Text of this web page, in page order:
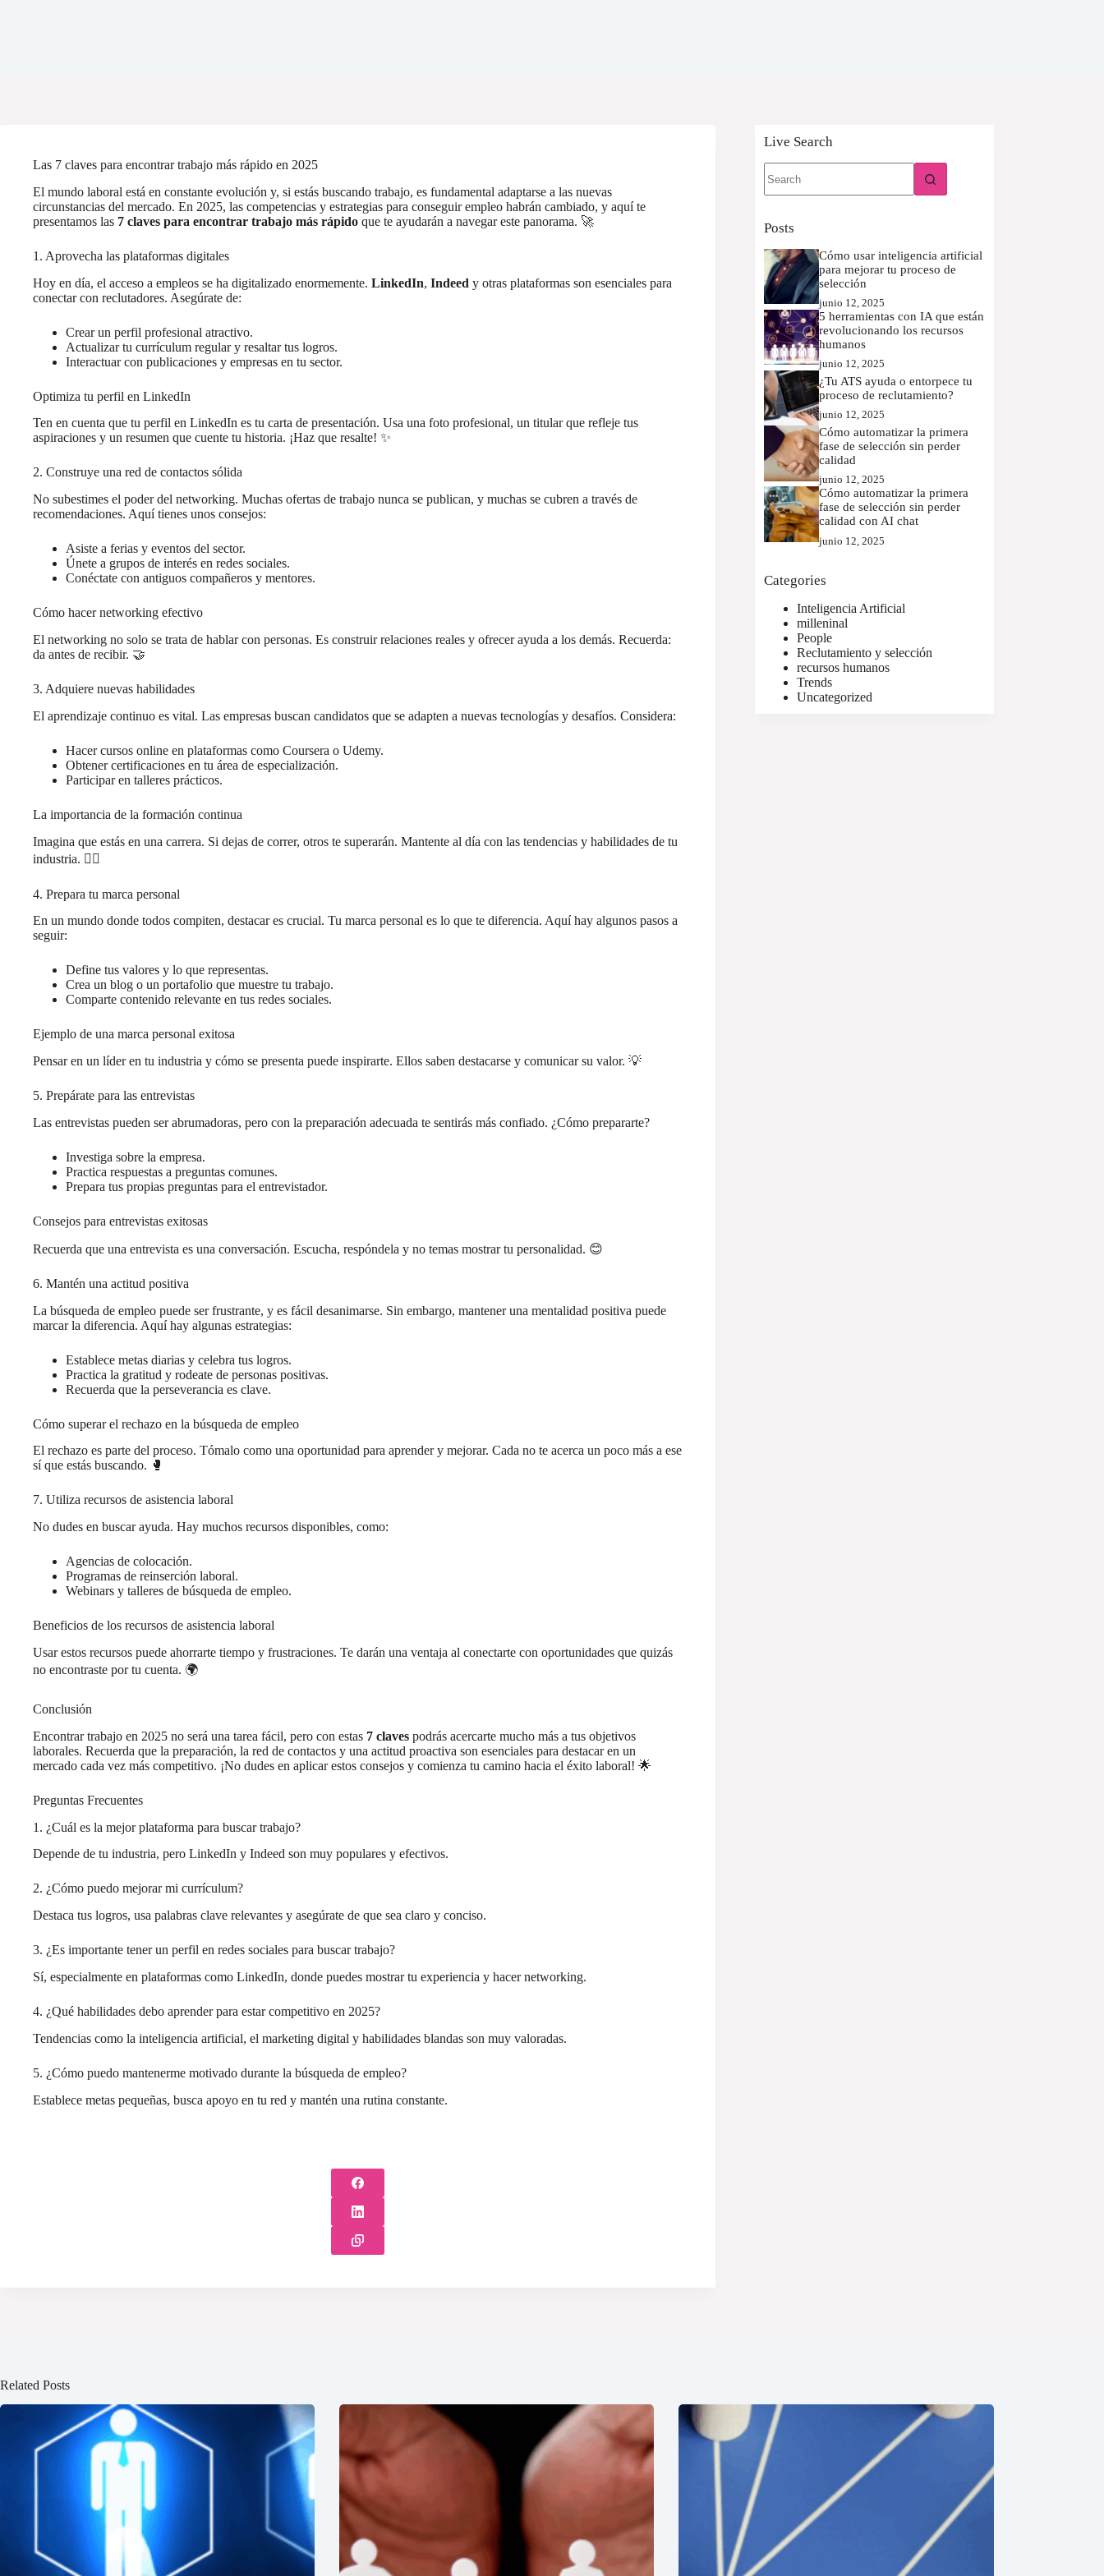
Las 7 claves para encontrar trabajo más rápido en 2025
El mundo laboral está en constante evolución y, si estás buscando trabajo, es fundamental adaptarse a las nuevas
circunstancias del mercado. En 2025, las competencias y estrategias para conseguir empleo habrán cambiado, y aquí te
presentamos las 7 claves para encontrar trabajo más rápido que te ayudarán a navegar este panorama. 🚀
1. Aprovecha las plataformas digitales
Hoy en día, el acceso a empleos se ha digitalizado enormemente. LinkedIn, Indeed y otras plataformas son esenciales para
conectar con reclutadores. Asegúrate de:
Crear un perfil profesional atractivo.
Actualizar tu currículum regular y resaltar tus logros.
Interactuar con publicaciones y empresas en tu sector.
Optimiza tu perfil en LinkedIn
Ten en cuenta que tu perfil en LinkedIn es tu carta de presentación. Usa una foto profesional, un titular que refleje tus
aspiraciones y un resumen que cuente tu historia. ¡Haz que resalte! ✨
2. Construye una red de contactos sólida
No subestimes el poder del networking. Muchas ofertas de trabajo nunca se publican, y muchas se cubren a través de
recomendaciones. Aquí tienes unos consejos:
Asiste a ferias y eventos del sector.
Únete a grupos de interés en redes sociales.
Conéctate con antiguos compañeros y mentores.
Cómo hacer networking efectivo
El networking no solo se trata de hablar con personas. Es construir relaciones reales y ofrecer ayuda a los demás. Recuerda:
da antes de recibir. 🤝
3. Adquiere nuevas habilidades
El aprendizaje continuo es vital. Las empresas buscan candidatos que se adapten a nuevas tecnologías y desafíos. Considera:
Hacer cursos online en plataformas como Coursera o Udemy.
Obtener certificaciones en tu área de especialización.
Participar en talleres prácticos.
La importancia de la formación continua
Imagina que estás en una carrera. Si dejas de correr, otros te superarán. Mantente al día con las tendencias y habilidades de tu
industria. 🏃‍♂️
4. Prepara tu marca personal
En un mundo donde todos compiten, destacar es crucial. Tu marca personal es lo que te diferencia. Aquí hay algunos pasos a
seguir:
Define tus valores y lo que representas.
Crea un blog o un portafolio que muestre tu trabajo.
Comparte contenido relevante en tus redes sociales.
Ejemplo de una marca personal exitosa
Pensar en un líder en tu industria y cómo se presenta puede inspirarte. Ellos saben destacarse y comunicar su valor. 💡
5. Prepárate para las entrevistas
Las entrevistas pueden ser abrumadoras, pero con la preparación adecuada te sentirás más confiado. ¿Cómo prepararte?
Investiga sobre la empresa.
Practica respuestas a preguntas comunes.
Prepara tus propias preguntas para el entrevistador.
Consejos para entrevistas exitosas
Recuerda que una entrevista es una conversación. Escucha, respóndela y no temas mostrar tu personalidad. 😊
6. Mantén una actitud positiva
La búsqueda de empleo puede ser frustrante, y es fácil desanimarse. Sin embargo, mantener una mentalidad positiva puede
marcar la diferencia. Aquí hay algunas estrategias:
Establece metas diarias y celebra tus logros.
Practica la gratitud y rodeate de personas positivas.
Recuerda que la perseverancia es clave.
Cómo superar el rechazo en la búsqueda de empleo
El rechazo es parte del proceso. Tómalo como una oportunidad para aprender y mejorar. Cada no te acerca un poco más a ese
sí que estás buscando. 🥊
7. Utiliza recursos de asistencia laboral
No dudes en buscar ayuda. Hay muchos recursos disponibles, como:
Agencias de colocación.
Programas de reinserción laboral.
Webinars y talleres de búsqueda de empleo.
Beneficios de los recursos de asistencia laboral
Usar estos recursos puede ahorrarte tiempo y frustraciones. Te darán una ventaja al conectarte con oportunidades que quizás
no encontraste por tu cuenta. 🌍
Conclusión
Encontrar trabajo en 2025 no será una tarea fácil, pero con estas 7 claves podrás acercarte mucho más a tus objetivos
laborales. Recuerda que la preparación, la red de contactos y una actitud proactiva son esenciales para destacar en un
mercado cada vez más competitivo. ¡No dudes en aplicar estos consejos y comienza tu camino hacia el éxito laboral! 🌟
Preguntas Frecuentes
1. ¿Cuál es la mejor plataforma para buscar trabajo?
Depende de tu industria, pero LinkedIn y Indeed son muy populares y efectivos.
2. ¿Cómo puedo mejorar mi currículum?
Destaca tus logros, usa palabras clave relevantes y asegúrate de que sea claro y conciso.
3. ¿Es importante tener un perfil en redes sociales para buscar trabajo?
Sí, especialmente en plataformas como LinkedIn, donde puedes mostrar tu experiencia y hacer networking.
4. ¿Qué habilidades debo aprender para estar competitivo en 2025?
Tendencias como la inteligencia artificial, el marketing digital y habilidades blandas son muy valoradas.
5. ¿Cómo puedo mantenerme motivado durante la búsqueda de empleo?
Establece metas pequeñas, busca apoyo en tu red y mantén una rutina constante.
Live Search
results
Posts
Cómo usar inteligencia artificial
para mejorar tu proceso de
selección
junio 12, 2025
5 herramientas con IA que están
revolucionando los recursos
humanos
junio 12, 2025
¿Tu ATS ayuda o entorpece tu
proceso de reclutamiento?
junio 12, 2025
Cómo automatizar la primera
fase de selección sin perder
calidad
junio 12, 2025
Cómo automatizar la primera
fase de selección sin perder
calidad con AI chat
junio 12, 2025
Categories
Inteligencia Artificial
milleninal
People
Reclutamiento y selección
recursos humanos
Trends
Uncategorized
Related Posts